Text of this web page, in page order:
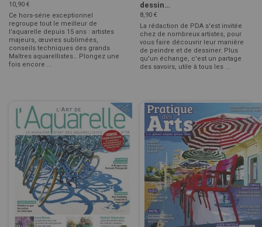
10,90 €
Ce hors-série exceptionnel
regroupe tout le meilleur de
l'aquarelle depuis 15 ans : artistes
majeurs, œuvres sublimées,
conseils techniques des grands
Maîtres aquarellistes… Plongez une
fois encore ...
dessin…
8,90 €
La rédaction de PDA s'est invitée
chez de nombreux artistes, pour
vous faire découvrir leur manière
de peindre et de dessiner. Plus
qu'un échange, c'est un partage
des savoirs, utile à tous les ...